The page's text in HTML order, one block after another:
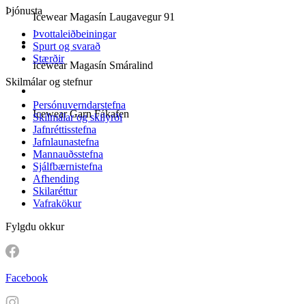
Icewear Magasín Laugavegur 91
Icewear Magasín Smáralind
Icewear Garn Fákafen
Þjónusta
Þvottaleiðbeiningar
Spurt og svarað
Stærðir
Skilmálar og stefnur
Persónuverndarstefna
Skilmálar og skilyrði
Jafnréttisstefna
Jafnlaunastefna
Mannauðsstefna
Sjálfbærnistefna
Afhending
Skilaréttur
Vafrakökur
Fylgdu okkur
Facebook